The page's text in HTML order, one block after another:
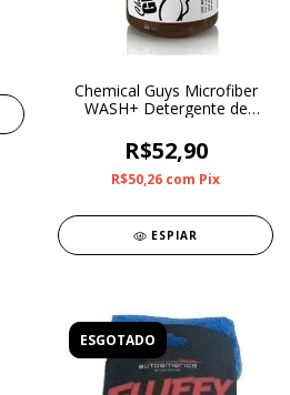
Chemical Guys Microfiber
WASH+ Detergente de
R$52,90
R$50,26 com Pix
ESPIAR
ESGOTADO